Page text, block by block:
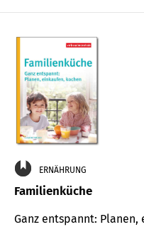
ERNÄHRUNG
Familienküche
Ganz entspannt: Planen,